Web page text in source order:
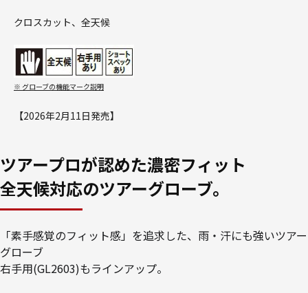
クロスカット、全天候
※ グローブの機能マーク説明
【2026年2月11日発売】
ツアープロが認めた濃密フィット
全天候対応のツアーグローブ。
「素手感覚のフィット感」を追求した、雨・汗にも強いツアー
グローブ
右手用(GL2603)もラインアップ。